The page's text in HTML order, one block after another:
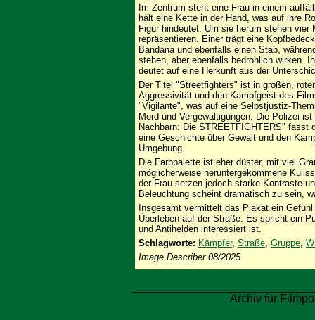
Im Zentrum steht eine Frau in einem
hält eine Kette in der Hand, was auf ihre
Figur hindeutet. Um sie herum stehen
repräsentieren. Einer trägt eine
Bandana und ebenfalls einen Stab,
stehen, aber ebenfalls bedrohlich wirken.
deutet auf eine Herkunft aus der
Der Titel "Streetfighters" ist in großen,
Aggressivität und den Kampfgeist des
"Vigilante", was auf eine Selbstjustiz-
Mord und Vergewaltigungen. Die Polizei
Nachbarn: Die STREETFIGHTERS"
eine Geschichte über Gewalt und den
Umgebung.
Die Farbpalette ist eher düster, mit viel
möglicherweise heruntergekommene
der Frau setzen jedoch starke Kontraste
Beleuchtung scheint dramatisch zu sein,
Insgesamt vermittelt das Plakat ein
Überleben auf der Straße. Es spricht ein
und Antihelden interessiert ist.
Schlagworte: Kämpfer, Straße, Gruppe,
Image Describer 08/2025
Archiv für